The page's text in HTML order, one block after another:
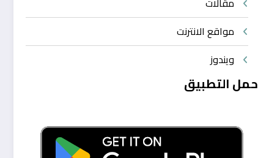
مواقع الانترنت
ويندوز
حمل التطبيق